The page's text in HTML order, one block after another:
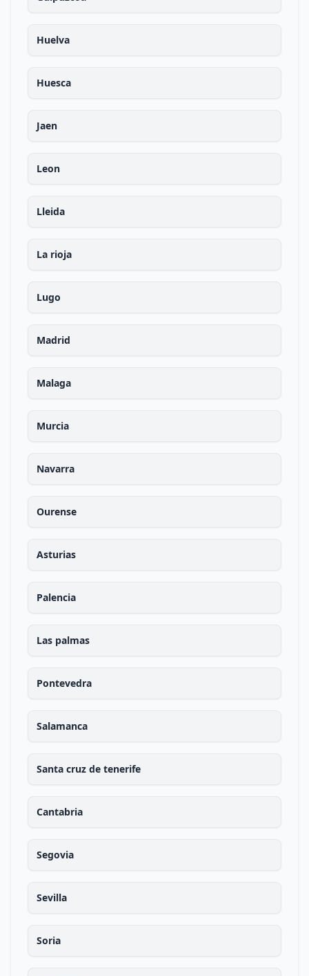
Huelva
Huesca
Jaen
Leon
Lleida
La rioja
Lugo
Madrid
Malaga
Murcia
Navarra
Ourense
Asturias
Palencia
Las palmas
Pontevedra
Salamanca
Santa cruz de tenerife
Cantabria
Segovia
Sevilla
Soria